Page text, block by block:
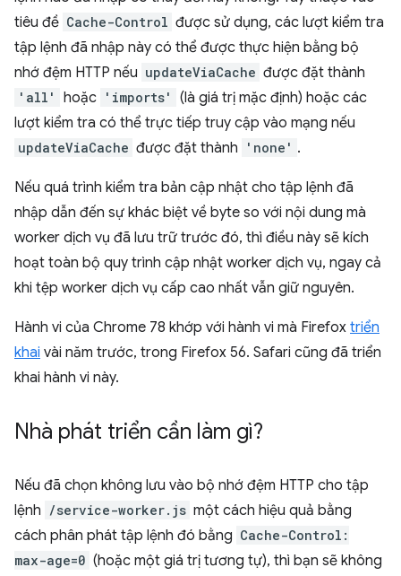
tiêu đề Cache-Control được sử dụng, các lượt kiểm tra
tập lệnh đã nhập này có thể được thực hiện bằng bộ
nhớ đệm HTTP nếu updateViaCache được đặt thành
'all' hoặc 'imports'
(là giá trị mặc định) hoặc các
lượt kiểm tra có thể trực tiếp truy cập vào mạng nếu
updateViaCache được đặt thành 'none' .
Nếu quá trình kiểm tra bản cập nhật cho tập lệnh đã
nhập dẫn đến sự khác biệt về byte so với nội dung mà
worker dịch vụ đã lưu trữ trước đó, thì điều này sẽ kích
hoạt toàn bộ quy trình cập nhật worker dịch vụ, ngay cả
khi tệp worker dịch vụ cấp cao nhất vẫn giữ nguyên.
Hành vi của Chrome 78 khớp với hành vi mà Firefox triển
khai vài năm trước, trong Firefox 56. Safari cũng đã triển
khai hành vi này.
Nhà phát triển cần làm gì?
Nếu đã chọn không lưu vào bộ nhớ đệm HTTP cho tập
lệnh /service-worker.js một cách hiệu quả bằng
cách phân phát tập lệnh đó bằng Cache-Control:
max-age=0 (hoặc một giá trị tương tự), thì bạn sẽ không